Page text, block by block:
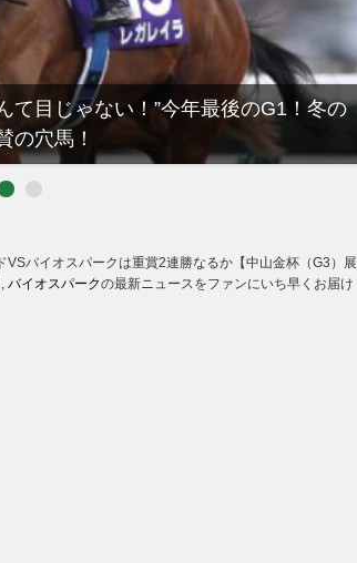
て目じゃない！”今年最後のG1！冬の
の穴馬！
バイオスパークは重賞2連勝なるか【中山金杯（G3）展
, バイオスパークの最新ニュースをファンにいち早くお届け